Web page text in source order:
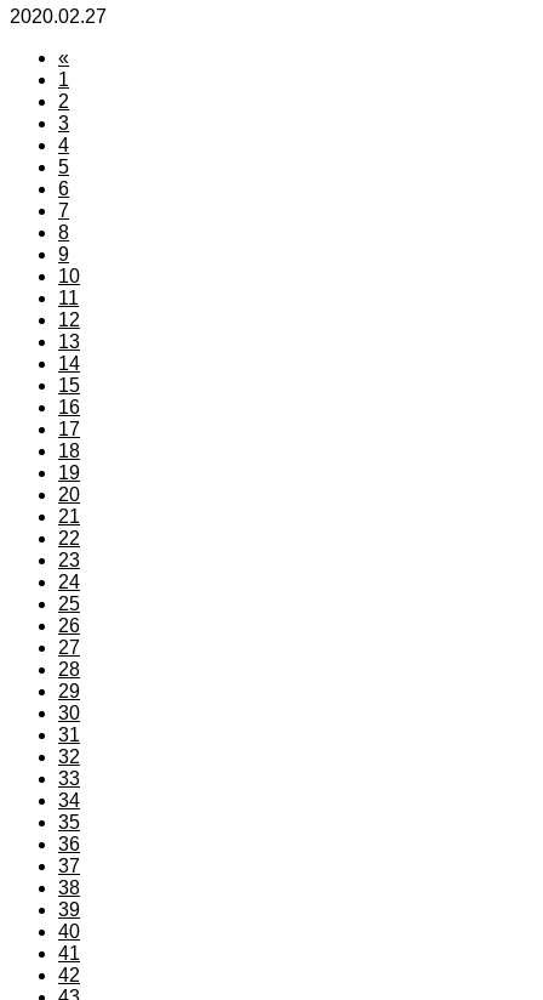
2020.02.27
«
1
2
3
4
5
6
7
8
9
10
11
12
13
14
15
16
17
18
19
20
21
22
23
24
25
26
27
28
29
30
31
32
33
34
35
36
37
38
39
40
41
42